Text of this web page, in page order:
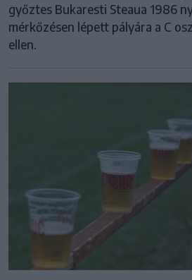
győztes Bukaresti Steaua 1986
mérkőzésen lépett pályára a C
ellen.